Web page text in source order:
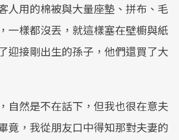
人用的棉被與大量座墊、拼布、毛
一樣都沒丟，就這樣塞在壁櫥與紙
迎接剛出生的孫子，他們還買了大
自然是不在話下，但我也很在意夫
竟，我從朋友口中得知那對夫妻的